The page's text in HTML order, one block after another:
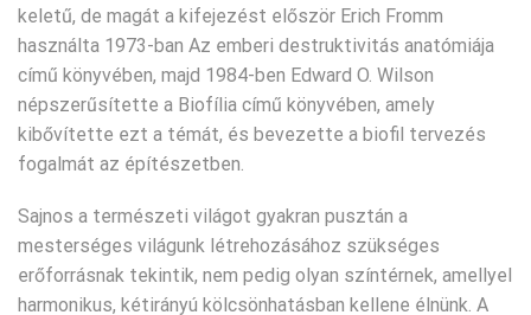
keletű, de magát a kifejezést először Erich Fromm
használta 1973-ban Az emberi destruktivitás anatómiája
című könyvében, majd 1984-ben Edward O. Wilson
népszerűsítette a Biofília című könyvében, amely
kibővítette ezt a témát, és bevezette a biofil tervezés
fogalmát az építészetben.
Sajnos a természeti világot gyakran pusztán a
mesterséges világunk létrehozásához szükséges
erőforrásnak tekintik, nem pedig olyan színtérnek, amellyel
harmonikus, kétirányú kölcsönhatásban kellene élnünk. A